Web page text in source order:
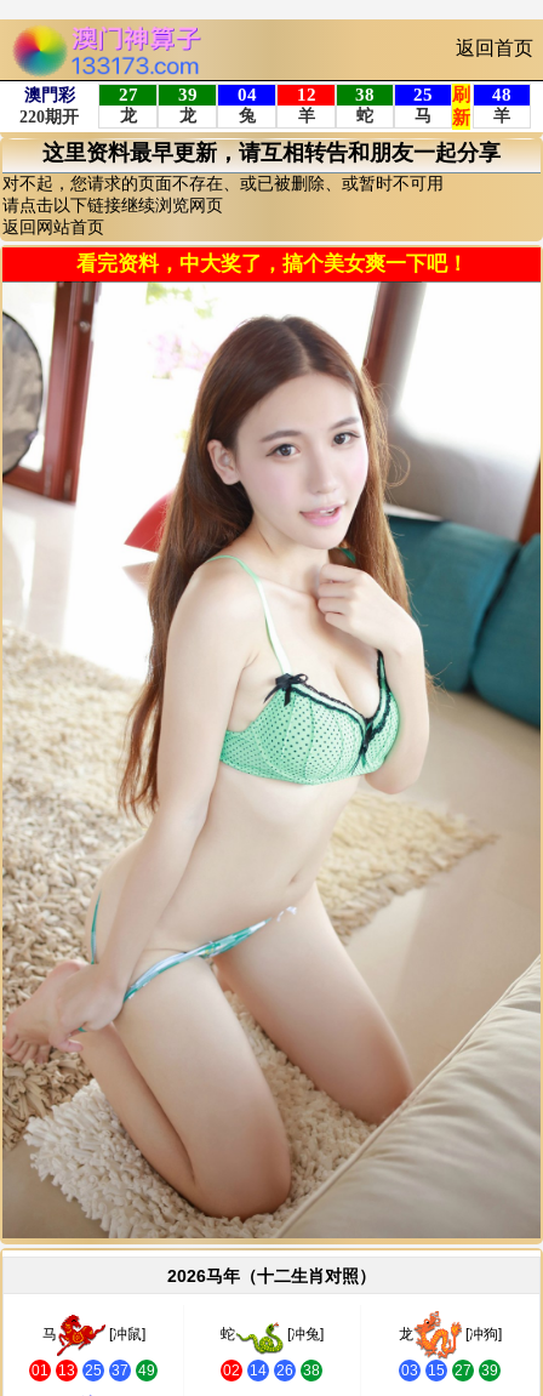
返回首页
这里资料最早更新，请互相转告和朋友一起分享
对不起，您请求的页面不存在、或已被删除、或暂时不可用
请点击以下链接继续浏览网页
返回网站首页
看完资料，中大奖了，搞个美女爽一下吧！
2026马年（十二生肖对照）
马 [冲鼠]
01 13 25 37 49
蛇 [冲兔]
02 14 26 38
龙 [冲狗]
03 15 27 39